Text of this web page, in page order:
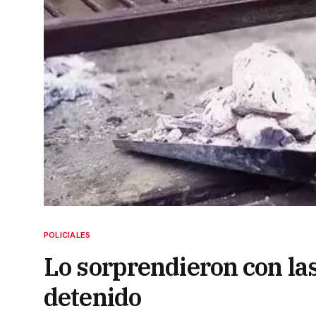
POLICIALES
Lo sorprendieron con
detenido